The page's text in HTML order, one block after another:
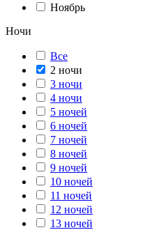
Ноябрь
Ночи
Все
2 ночи
3 ночи
4 ночи
5 ночей
6 ночей
7 ночей
8 ночей
9 ночей
10 ночей
11 ночей
12 ночей
13 ночей